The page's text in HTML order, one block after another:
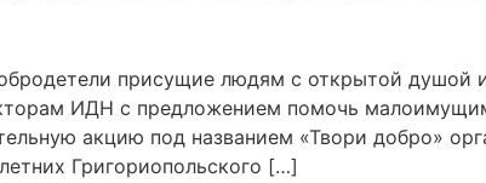
присущие людям с открытой
ИДН с предложением помочь
акцию под названием «Твори добро»
Григориопольского […]